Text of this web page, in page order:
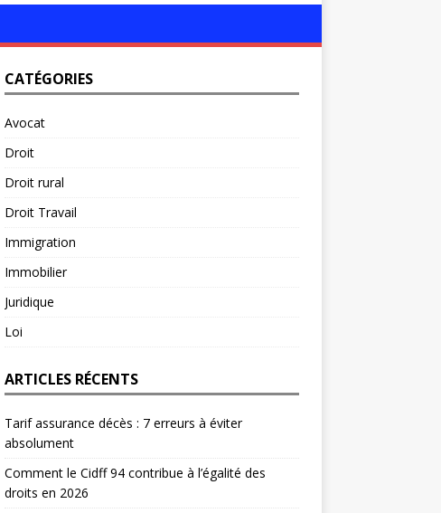
CATÉGORIES
Avocat
Droit
Droit rural
Droit Travail
Immigration
Immobilier
Juridique
Loi
ARTICLES RÉCENTS
Tarif assurance décès : 7 erreurs à éviter
absolument
Comment le Cidff 94 contribue à l’égalité des
droits en 2026